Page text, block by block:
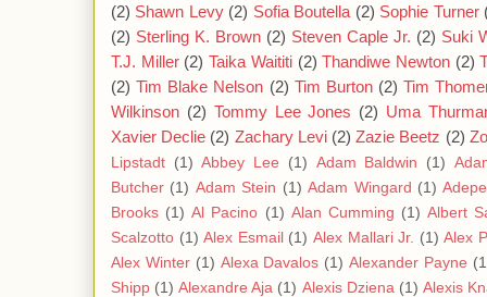
(2) Shawn Levy (2) Sofia Boutella (2) Sophie Turner
(2) Sterling K. Brown (2) Steven Caple Jr. (2) Suki
T.J. Miller (2) Taika Waititi (2) Thandiwe Newton (2)
(2) Tim Blake Nelson (2) Tim Burton (2) Tim
Wilkinson (2) Tommy Lee Jones (2) Uma
Xavier Declie (2) Zachary Levi (2) Zazie Beetz (2)
Lipstadt (1) Abbey Lee (1) Adam Baldwin (1)
Butcher (1) Adam Stein (1) Adam Wingard (1)
Brooks (1) Al Pacino (1) Alan Cumming (1) Albert
Scalzotto (1) Alex Esmail (1) Alex Mallari Jr. (1) Alex
Alex Winter (1) Alexa Davalos (1) Alexander Payne
Shipp (1) Alexandre Aja (1) Alexis Dziena (1) Alexis